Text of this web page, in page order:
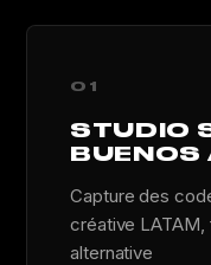
01
STUDIO
BUENOS
Capture des
créative LATAM,
alternative